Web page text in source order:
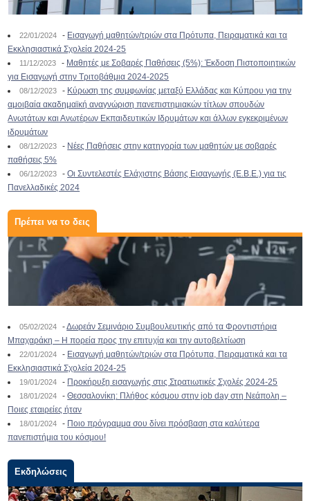
22/01/2024 - Εισαγωγή μαθητών/τριών στα Πρότυπα, Πειραματικά και τα
Εκκλησιαστικά Σχολεία 2024-25
11/12/2023 - Μαθητές με Σοβαρές Παθήσεις (5%): Έκδοση Πιστοποιητικών
για Εισαγωγή στην Τριτοβάθμια 2024-2025
08/12/2023 - Κύρωση της συμφωνίας μεταξύ Ελλάδας και Κύπρου για την
αμοιβαία ακαδημαϊκή αναγνώριση πανεπιστημιακών τίτλων σπουδών
Ανωτάτων και Ανωτέρων Εκπαιδευτικών Ιδρυμάτων και άλλων εγκεκριμένων
ιδρυμάτων
08/12/2023 - Νέες Παθήσεις στην κατηγορία των μαθητών με σοβαρές
παθήσεις 5%
06/12/2023 -Οι Συντελεστές Ελάχιστης Βάσης Εισαγωγής (Ε.Β.Ε.) για τις
Πανελλαδικές 2024
Πρέπει να το δεις
05/02/2024 -Δωρεάν Σεμινάριο Συμβουλευτικής από τα Φροντιστήρια
Μπαχαράκη – Η πορεία προς την επιτυχία και την αυτοβελτίωση
22/01/2024 - Εισαγωγή μαθητών/τριών στα Πρότυπα, Πειραματικά και τα
Εκκλησιαστικά Σχολεία 2024-25
19/01/2024 - Προκήρυξη εισαγωγής στις Στρατιωτικές Σχολές 2024-25
18/01/2024 -Θεσσαλονίκη: Πλήθος κόσμου στην job day στη Νεάπολη –
Ποιες εταιρείες ήταν
18/01/2024 - Ποιο πρόγραμμα σου δίνει πρόσβαση στα καλύτερα
πανεπιστήμια του κόσμου!
Εκδηλώσεις